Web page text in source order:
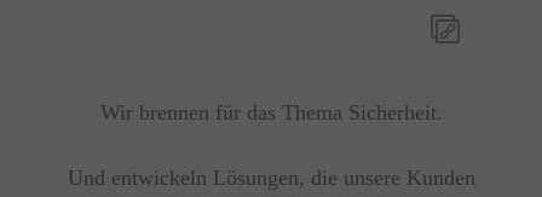
Wir brennen für das Thema Sicherheit.
Und entwickeln Lösungen, die unsere Kunden